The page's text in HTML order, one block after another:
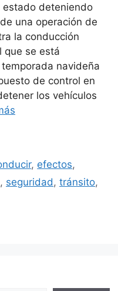
estado deteniendo
una operación de
la conducción
que se está
navideña
de control en
los vehículos
, efectos,
, seguridad , tránsito,